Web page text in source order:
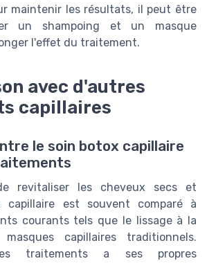
maintenir les résultats, il peut être
un shampoing et un masque
l'effet du traitement.
avec d'autres
capillaires
le soin botox capillaire
revitaliser les cheveux secs et
capillaire est souvent comparé à
courants tels que le lissage à la
capillaires traditionnels.
traitements a ses propres